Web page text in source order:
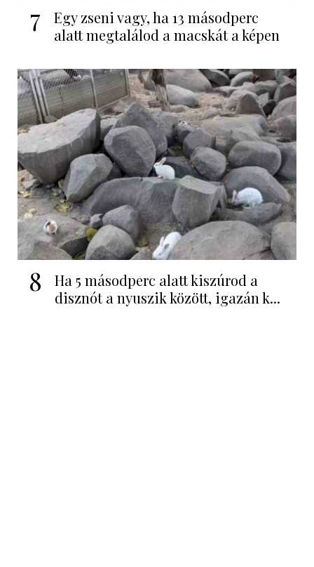
7
Egy zseni vagy, ha 13 másodperc
alatt megtalálod a macskát a képen
8
Ha 5 másodperc alatt kiszúrod a
disznót a nyuszik között, igazán k...